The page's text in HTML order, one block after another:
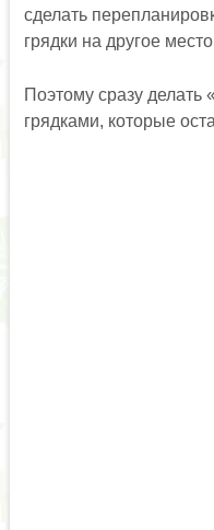
сделать
грядки на другое
Поэтому сразу
грядками, которые